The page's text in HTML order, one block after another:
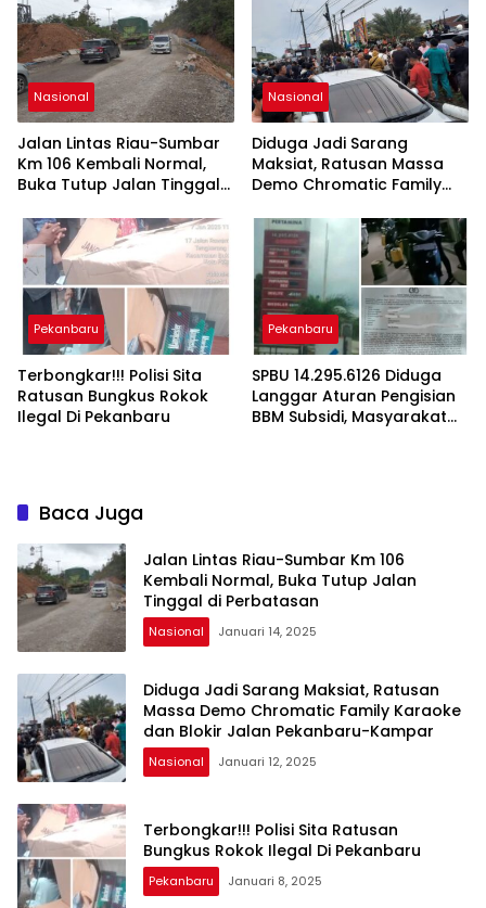
Nasional
Jalan Lintas Riau-Sumbar
Km 106 Kembali Normal,
Buka Tutup Jalan Tinggal
Nasional
Diduga Jadi Sarang
Maksiat, Ratusan Massa
Demo Chromatic Family
Pekanbaru-Kampar
Pekanbaru
Terbongkar!!! Polisi Sita
Ratusan Bungkus Rokok
Ilegal Di Pekanbaru
Pekanbaru
SPBU 14.295.6126 Diduga
Langgar Aturan Pengisian
BBM Subsidi, Masyarakat
Baca Juga
Jalan Lintas Riau-Sumbar Km 106
Kembali Normal, Buka Tutup Jalan
Tinggal di Perbatasan
Nasional Januari 14, 2025
Diduga Jadi Sarang Maksiat, Ratusan
Massa Demo Chromatic Family Karaoke
dan Blokir Jalan Pekanbaru-Kampar
Nasional Januari 12, 2025
Terbongkar!!! Polisi Sita Ratusan
Bungkus Rokok Ilegal Di Pekanbaru
Pekanbaru Januari 8, 2025